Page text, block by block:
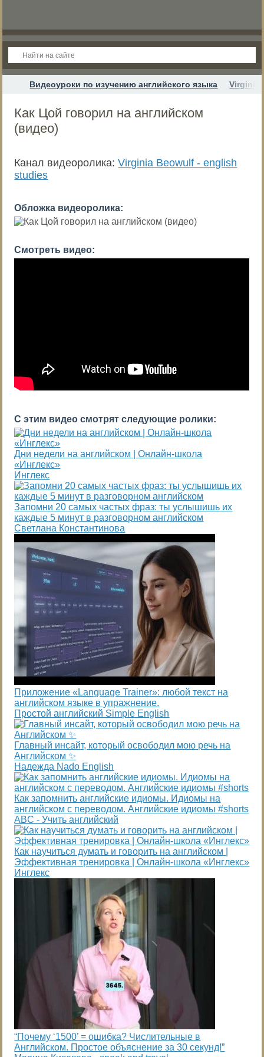
Видеоуроки по изучению английского языка Virginia
Как Цой говорил на английском
(видео)
Канал видеоролика:Virginia Beowulf - english
studies
Обложка видеоролика:
Смотреть видео:
С этим видео смотрят следующие ролики:
Дни недели на английском | Онлайн-школа
«Инглекс»
Инглекс
Запомни 20 самых частых фраз: ты услышишь их
каждые 5 минут в разговорном английском
Светлана Константинова
Приложение «Language Trainer»: любой текст на
английском языке в упражнение.
Простой английский Simple English
Главный инсайт, который освободил мою речь на
Английском ✨
Надежда Nado English
Как запомнить английские идиомы. Идиомы на
английском с переводом. Английские идиомы #shorts
ABC - Учить английский
Как научиться думать и говорить на английском |
Эффективная тренировка | Онлайн-школа «Инглекс»
Инглекс
“Почему ‘1500’ = ошибка? Числительные в
Английском. Простое объяснение за 30 секунд!”